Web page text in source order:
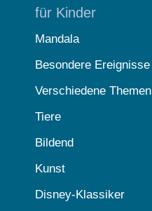
für Kinder
Mandala
Besondere Ereignisse
Verschiedene Themen
Tiere
Bildend
Kunst
Disney-Klassiker